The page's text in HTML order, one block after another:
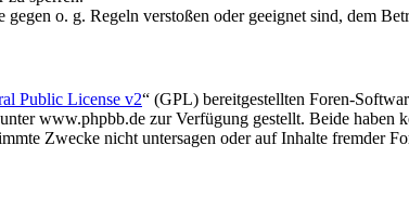
o. g. Regeln verstoßen oder geeignet sind, dem
Public License v2“ (GPL) bereitgestellten Foren-
www.phpbb.de zur Verfügung gestellt. Beide
Zwecke nicht untersagen oder auf Inhalte fremder